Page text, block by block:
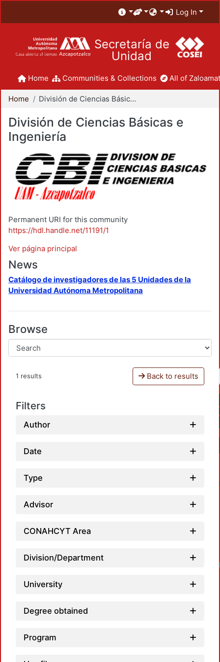
Log In
Secretaría de
Unidad
Home Communities & Collections All of
Home División de Ciencias Básicas e Ingeniería
División de Ciencias Básicas e
Ingeniería
Permanent URI for this community
https://hdl.handle.net/11191/1
Ver página principal
News
Catálogo de investigadores de las 5 Unidades de la
Universidad Autónoma Metropolitana
Browse
1 results Back to results
Filters
Author
Date
Type
Advisor
CONAHCYT Area
Division/Department
University
Degree obtained
Program